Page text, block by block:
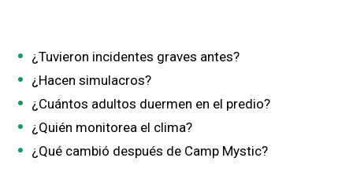
¿Tuvieron incidentes graves antes?
¿Hacen simulacros?
¿Cuántos adultos duermen en el predio?
¿Quién monitorea el clima?
¿Qué cambió después de Camp Mystic?